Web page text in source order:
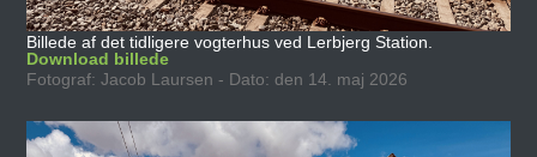
Billede af det tidligere vogterhus ved Lerbjerg Station.
Download billede
Fotograf: Jacob Laursen - Dato: den 14. maj 2026